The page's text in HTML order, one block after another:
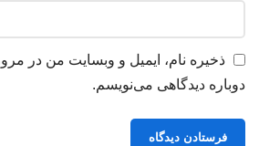
ذخیره نام، ایمیل و وبسایت من در
دوباره دیدگاهی می‌نویسم.